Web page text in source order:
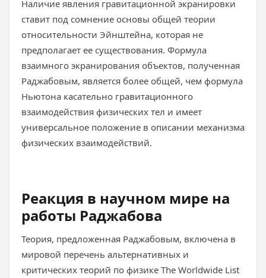
Наличие явления гравитационной экранировки
ставит под сомнение основы общей теории
относительности Эйнштейна, которая не
предполагает ее существования. Формула
взаимного экранирования объектов, полученная
Раджабовым, является более общей, чем формула
Ньютона касательно гравитационного
взаимодействия физических тел и имеет
универсальное положение в описании механизма
физических взаимодействий.
Реакция в научном мире на
работы Раджабова
Теория, предложенная Раджабовым, включена в
мировой перечень альтернативных и
критических теорий по физике The Worldwide List